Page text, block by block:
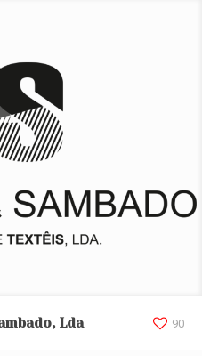
& Sambado, Lda
Lda 90